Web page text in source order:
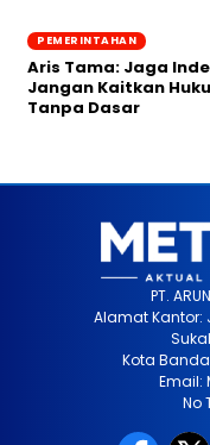
PEMERINTAHAN
Aris Tama: Jaga
Jangan Kaitkan
Tanpa Dasar
PT.
Alamat Kantor:
Kota
Email:
No